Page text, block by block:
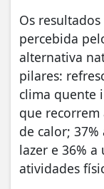
Os
percebida
alternativa
pilares:
clima quente
que
de calor;
lazer e 36%
atividades